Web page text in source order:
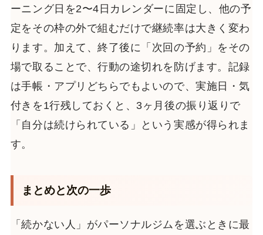
ーニング日を2〜4日カレンダーに固定し、他の予
定をその枠の外で組むだけで継続率は大きく変わ
ります。加えて、終了後に「次回の予約」をその
場で取ることで、行動の途切れを防げます。記録
は手帳・アプリどちらでもよいので、実施日・気
付きを1行残しておくと、3ヶ月後の振り返りで
「自分は続けられている」という実感が得られま
す。
まとめと次の一歩
「続かない人」がパーソナルジムを選ぶときに最